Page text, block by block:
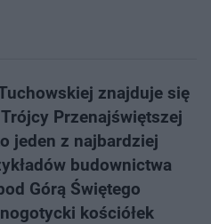
znajduje się
Przenajświętszej
jeden z najbardziej
budownictwa
Górą Świętego
kościółek